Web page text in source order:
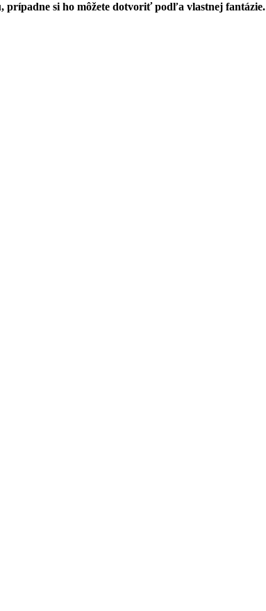
si ho môžete dotvoriť podľa vlastnej fantázie.